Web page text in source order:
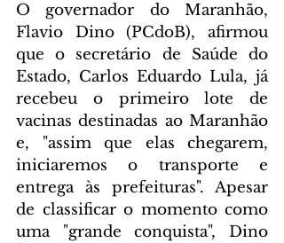
O governador do Maranhão,
Flavio Dino (PCdoB), afirmou
que o secretário de Saúde do
Estado, Carlos Eduardo Lula, já
recebeu o primeiro lote de
vacinas destinadas ao Maranhão
e, "assim que elas chegarem,
iniciaremos o transporte e
entrega às prefeituras". Apesar
de classificar o momento como
uma "grande conquista", Dino